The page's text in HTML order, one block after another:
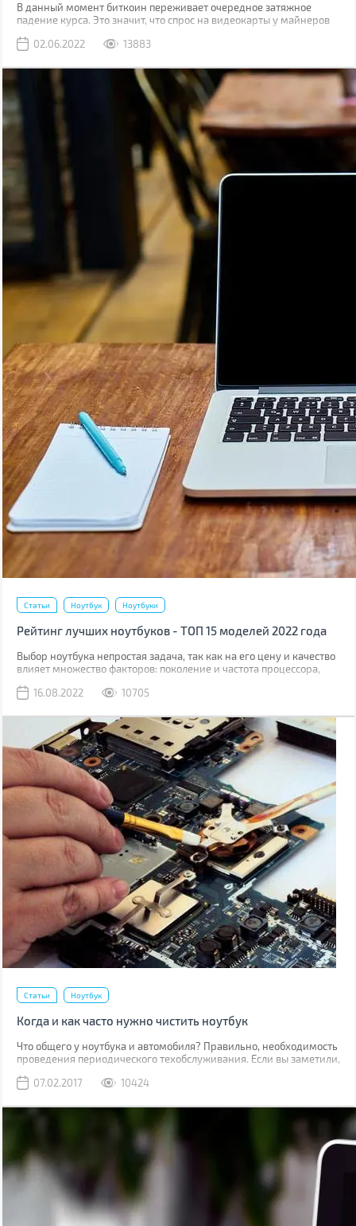
В данный момент биткоин переживает очередное затяжное
падение курса. Это значит, что спрос на видеокарты у майнеров
розничном рынке. Снизятся и цены на дискретную графику. Едва
были на 10-15% дороже цены рекомендованной производителем,
но падение будет ощутимым.
02.06.2022 13883
Статьи Ноутбук Ноутбуки
Рейтинг лучших ноутбуков - ТОП 15 моделей 2022 года
Выбор ноутбука непростая задача, так как на его цену и качество
влияет множество факторов: поколение и частота процессора,
тачпадом, клавиатурой и многое другое.
16.08.2022 10705
Статьи Ноутбук
Когда и как часто нужно чистить ноутбук
Что общего у ноутбука и автомобиля? Правильно, необходимость
проведения периодического техобслуживания. Если вы заметили,
начало подтормаживать, или вы просто хотите продлить срок его
как и насколько часто нужно это делать мы поговорим в данной
07.02.2017 10424